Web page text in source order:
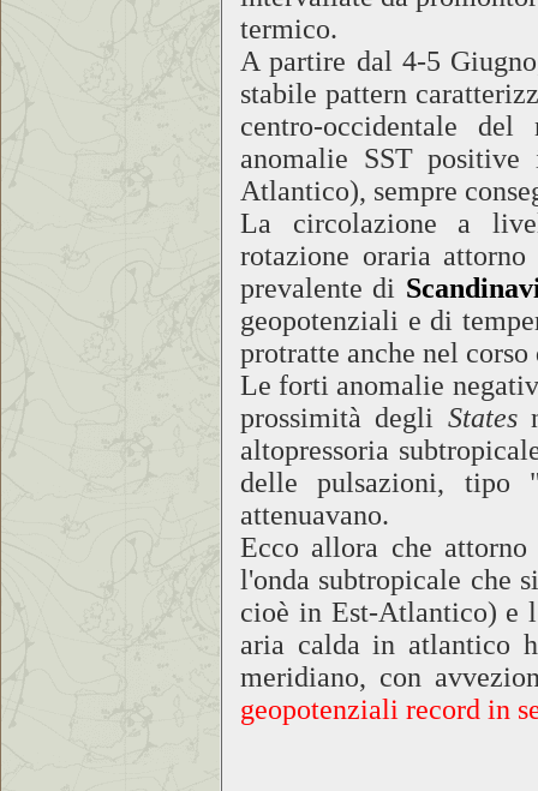
termico.
A partire dal 4-5
stabile pattern
centro-occidentale
anomalie SST
Atlantico), sempre
La circolazione a
rotazione oraria
prevalente di
geopotenziali e di
protratte anche nel corso
Le forti anomalie
prossimità degli States
altopressoria
delle pulsazioni,
attenuavano.
Ecco allora che
l'onda subtropicale che
cioè in Est-Atlantico) e
aria calda in atlantico
meridiano, con
geopotenziali record in